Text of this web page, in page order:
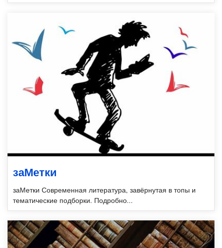
заМетки
заМетки Современная литература, завёрнутая в топы и
тематические подборки. Подробно...